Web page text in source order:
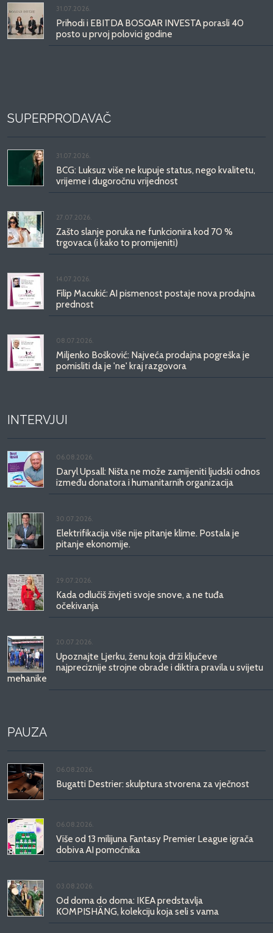
31.07.2026.
Prihodi i EBITDA BOSQAR INVESTA porasli 40
posto u prvoj polovici godine
SUPERPRODAVAČ
31.07.2026.
BCG: Luksuz više ne kupuje status, nego kvalitetu,
vrijeme i dugoročnu vrijednost
27.07.2026.
Zašto slanje poruka ne funkcionira kod 70 %
trgovaca (i kako to promijeniti)
14.07.2026.
Filip Macukić: AI pismenost postaje nova prodajna
prednost
08.07.2026.
Miljenko Bošković: Najveća prodajna pogreška je
pomisliti da je 'ne' kraj razgovora
INTERVJUI
06.08.2026.
Daryl Upsall: Ništa ne može zamijeniti ljudski odnos
između donatora i humanitarnih organizacija
30.07.2026.
Elektrifikacija više nije pitanje klime. Postala je
pitanje ekonomije.
29.07.2026.
Kada odlučiš živjeti svoje snove, a ne tuđa
očekivanja
20.07.2026.
Upoznajte Ljerku, ženu koja drži ključeve
najpreciznije strojne obrade i diktira pravila u svijetu
mehanike
PAUZA
06.08.2026.
Bugatti Destrier: skulptura stvorena za vječnost
06.08.2026.
Više od 13 milijuna Fantasy Premier League igrača
dobiva AI pomoćnika
03.08.2026.
Od doma do doma: IKEA predstavlja
KOMPISHÄNG, kolekciju koja seli s vama